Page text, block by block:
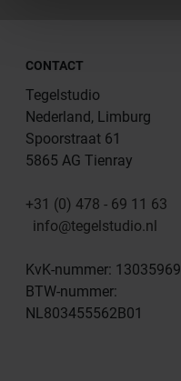
CONTACT
Tegelstudio
Nederland, Limburg
Spoorstraat 61
5865 AG Tienray
+31 (0) 478 - 69 11 63
info@tegelstudio.nl
KvK-nummer: 13035969
BTW-nummer:
NL803455562B01